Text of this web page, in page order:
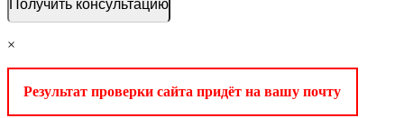
×
Результат проверки сайта придёт на вашу почту